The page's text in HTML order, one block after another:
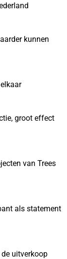
kunnen
groot effect
van Trees
als statement
uitverkoop